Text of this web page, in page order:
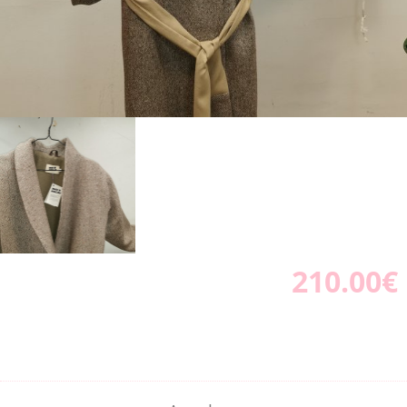
210.00€